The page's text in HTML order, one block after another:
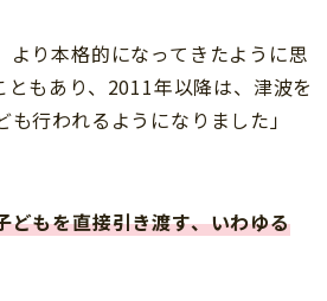
より本格的になってきたように思
もあり、2011年以降は、津波を
行われるようになりました」
どもを直接引き渡す、いわゆる